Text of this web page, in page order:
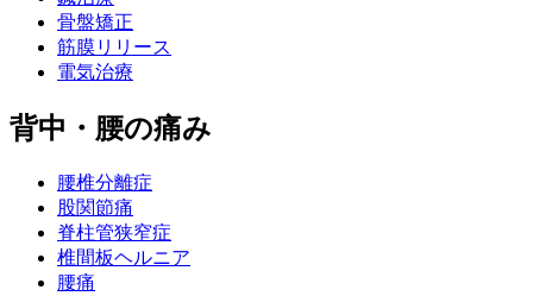
骨盤矯正
筋膜リリース
電気治療
背中・腰の痛み
腰椎分離症
股関節痛
脊柱管狭窄症
椎間板ヘルニア
腰痛